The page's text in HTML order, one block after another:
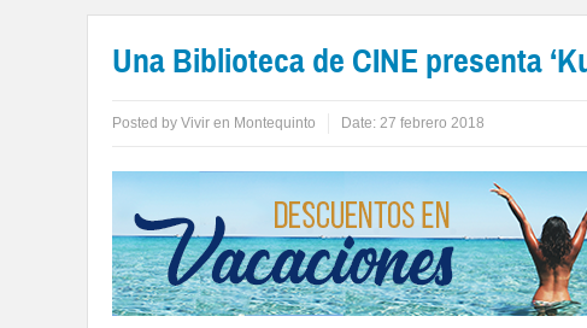
Una Biblioteca de CINE presenta
Posted by Vivir en Montequinto Date: 27 febrero 2018